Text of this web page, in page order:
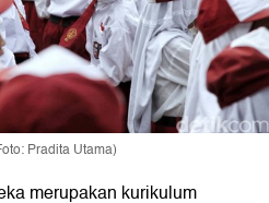
Pradita Utama)
merupakan kurikulum